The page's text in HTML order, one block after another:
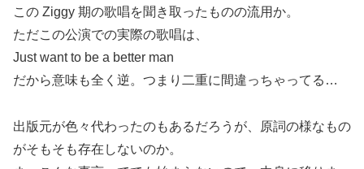
この Ziggy 期の歌唱を聞き取ったものの流用か。
ただこの公演での実際の歌唱は、
Just want to be a better man
だから意味も全く逆。つまり二重に間違っちゃってる…
出版元が色々代わったのもあるだろうが、原詞の様なもの
がそもそも存在しないのか。